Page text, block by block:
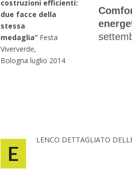
costruzioni efficienti:
due facce della
stessa
medaglia” Festa
Viververde,
Bologna luglio 2014
E
LENCO DETTAGLIATO